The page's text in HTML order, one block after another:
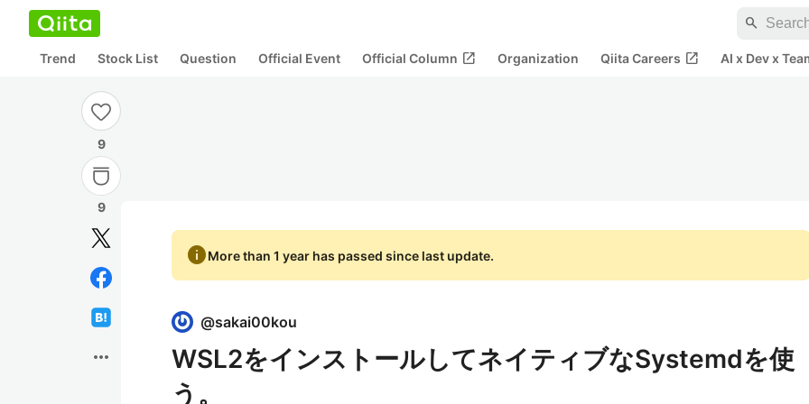
search
Trend Stock List Question Official Event Official Column open_in_new Organization Qiita Careers open_in_new AI x Dev x
9
9
more_horiz
infoMore than 1 year has passed since last update.
@sakai00kou
WSL2をインストールしてネイティブなSystemdを使
う。